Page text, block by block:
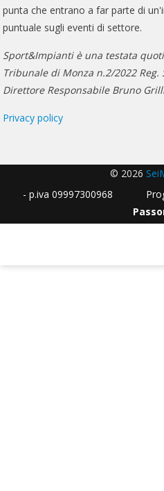
punta che entrano a far parte di
puntuale sugli eventi di settore.
Sport&Impianti è una testata
Tribunale di Monza n.2/2022 Reg.
Direttore Responsabile Bruno
Privacy policy
© 2026
- p.iva 09997300968